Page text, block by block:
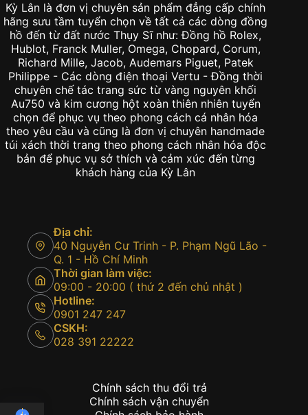
Kỳ Lân là đơn vị chuyên sản phẩm đẳng cấp chính
hãng sưu tầm tuyển chọn về tất cả các dòng đồng
hồ đến từ đất nước Thụy Sĩ như: Đồng hồ Rolex,
Hublot, Franck Muller, Omega, Chopard, Corum,
Richard Mille, Jacob, Audemars Piguet, Patek
Philippe - Các dòng điện thoại Vertu - Đồng thời
chuyên chế tác trang sức từ vàng nguyên khối
Au750 và kim cương hột xoàn thiên nhiên tuyển
chọn để phục vụ theo phong cách cá nhân hóa
theo yêu cầu và cũng là đơn vị chuyên handmade
túi xách thời trang theo phong cách nhân hóa độc
bản để phục vụ sở thích và cảm xúc đến từng
khách hàng của Kỳ Lân
Địa chỉ:
40 Nguyễn Cư Trinh - P. Phạm Ngũ Lão -
Q. 1 - Hồ Chí Minh
Thời gian làm việc:
09:00 - 20:00 ( thứ 2 đến chủ nhật )
Hotline:
0901 247 247
CSKH:
028 391 22222
Chính sách thu đổi trả
Chính sách vận chuyển